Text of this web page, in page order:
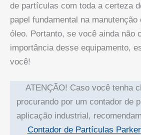
de partículas com toda a certeza
papel fundamental na manutenção
óleo. Portanto, se você ainda não
importância desse equipamento,
você!
ATENÇÃO! Caso você tenha
procurando por um contador de
aplicação industrial,
Contador de Partículas Parker